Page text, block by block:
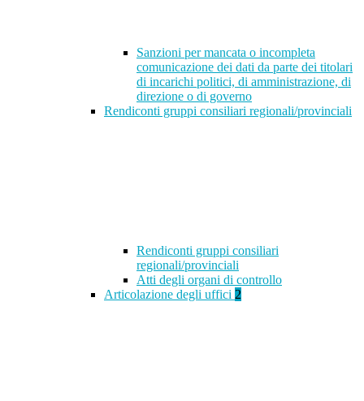
Sanzioni per mancata o incompleta
comunicazione dei dati da parte dei titolari
di incarichi politici, di amministrazione, di
direzione o di governo
Rendiconti gruppi consiliari regionali/provinciali
Rendiconti gruppi consiliari
regionali/provinciali
Atti degli organi di controllo
Articolazione degli uffici 2